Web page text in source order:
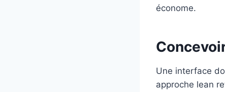
économe.
Une interface
approche lean